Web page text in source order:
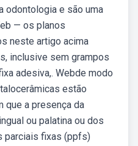
odontologia e são uma
— os planos
neste artigo acima
inclusive sem grampos
adesiva,. Webde modo
estão
que a presença da
ou palatina ou dos
parciais fixas (ppfs)